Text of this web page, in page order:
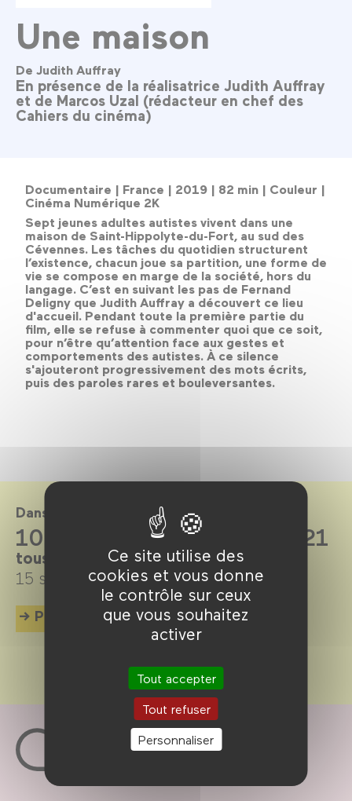
Ce site utilise des
cookies et vous donne
le contrôle sur ceux
que vous souhaitez
activer
Tout accepter
Tout refuser
Personnaliser
Une maison
De Judith Auffray
En présence de la réalisatrice Judith Auffray
et de Marcos Uzal (rédacteur en chef des
Cahiers du cinéma)
Documentaire | France | 2019 | 82 min | Couleur |
Cinéma Numérique 2K
Sept jeunes adultes autistes vivent dans une
maison de Saint-Hippolyte-du-Fort, au sud des
Cévennes. Les tâches du quotidien structurent
l’existence, chacun joue sa partition, une forme de
vie se compose en marge de la société, hors du
langage. C’est en suivant les pas de Fernand
Deligny que Judith Auffray a découvert ce lieu
d'accueil. Pendant toute la première partie du
film, elle se refuse à commenter quoi que ce soit,
pour n’être qu’attention face aux gestes et
comportements des autistes. À ce silence
s'ajouteront progressivement des mots écrits,
puis des paroles rares et bouleversantes.
Dans le cadre de
100% doc saison 2020-2021
tous les mardis
15 septembre 2020 → 6 juillet 2021
Plus d'info